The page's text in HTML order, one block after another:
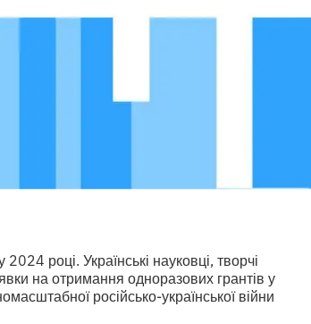
2024 році. Українські науковці, творчі
на отримання одноразових грантів у
російсько-української війни